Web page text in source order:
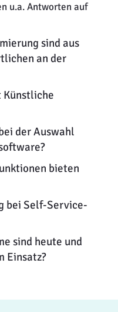
u.a. Antworten auf
sind aus
an der
Künstliche
der Auswahl
bieten
bei Self-Service-
sind heute und
Einsatz?